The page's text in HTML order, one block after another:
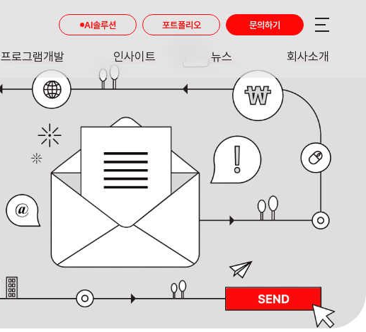
프로그램개발
SOFTWARE
인사이트
INSIGHT
뉴스
NEWS
회사소개
AI솔루션 포트폴리오 문의하기